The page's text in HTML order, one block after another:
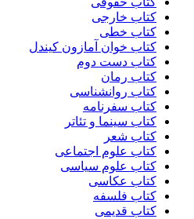
کتاب خارجی
کتاب خطی
کتاب خوان آمازون کیندل
کتاب دست دوم
کتاب رمان
کتاب روانشناسی
کتاب سفرنامه
کتاب سینما و تئاتر
کتاب شعر
کتاب علوم اجتماعی
کتاب علوم سیاسی
کتاب عکاسی
کتاب فلسفه
کتاب قدیمی